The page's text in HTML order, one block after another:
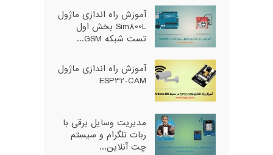
آموزش راه اندازی ماژول
Sim800L بخش اول
تست شبکه GSM...
آموزش راه اندازی ماژول
ESP32-CAM
مدیریت وسایل برقی با
ربات تلگرام و سیستم
چت آنلاین...